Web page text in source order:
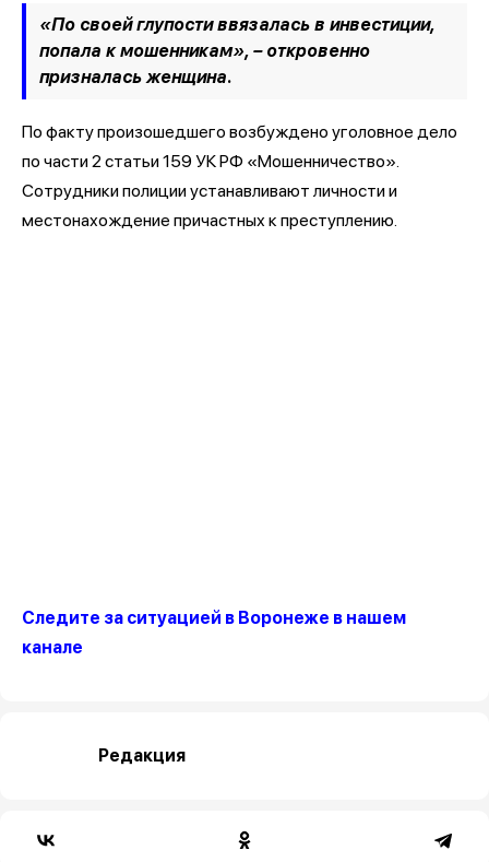
«По своей глупости ввязалась в инвестиции,
попала к мошенникам», – откровенно
призналась женщина.
По факту произошедшего возбуждено уголовное дело
по части 2 статьи 159 УК РФ «Мошенничество».
Сотрудники полиции устанавливают личности и
местонахождение причастных к преступлению.
Следите за ситуацией в Воронеже в нашем
канале
Редакция